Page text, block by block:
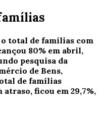
total de famílias com
80% em abril,
pesquisa da
de Bens,
de famílias
ficou em 29,7%,